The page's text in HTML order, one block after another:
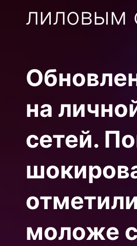
лиловым
на
сетей.
моложе